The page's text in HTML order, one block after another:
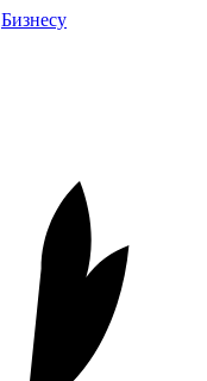
Бизнесу